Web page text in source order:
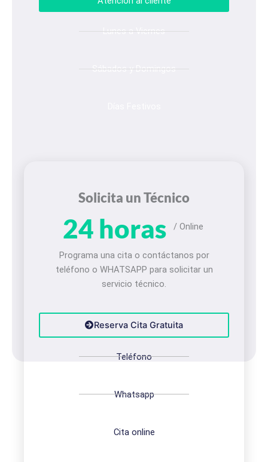
Lunes a Viernes
Sábados y Domingos
Solicita un Técnico
24 horas / Online
Programa una cita o contáctanos por
teléfono o WHATSAPP para solicitar un
servicio técnico.
Reserva Cita Gratuita
Teléfono
Whatsapp
Cita online